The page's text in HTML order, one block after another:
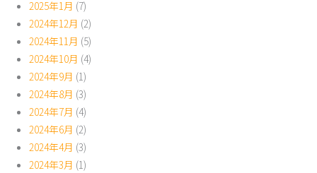
2025年1月 (7)
2024年12月 (2)
2024年11月 (5)
2024年10月 (4)
2024年9月 (1)
2024年8月 (3)
2024年7月 (4)
2024年6月 (2)
2024年4月 (3)
2024年3月 (1)